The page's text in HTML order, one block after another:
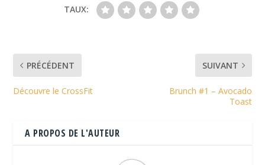
TAUX:
PRÉCÉDENT
Découvre le CrossFit
SUIVANT
Brunch #1 – Avocado
Toast
A PROPOS DE L'AUTEUR